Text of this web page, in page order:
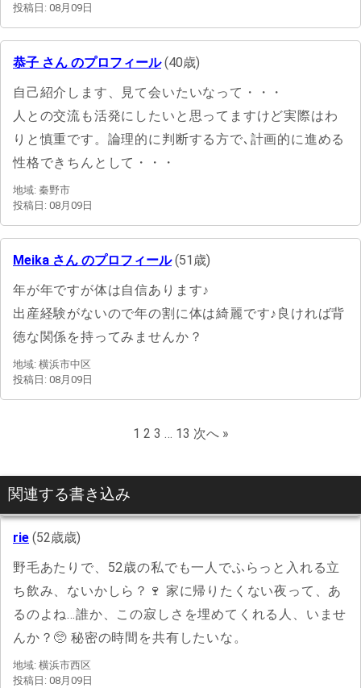
投稿日: 08月09日
恭子 さん のプロフィール(40歳)
自己紹介します、見て会いたいなって・・・
人との交流も活発にしたいと思ってますけど実際はわ
りと慎重です。論理的に判断する方で､計画的に進める
性格できちんとして・・・
地域: 秦野市
投稿日: 08月09日
Meika さん のプロフィール(51歳)
年が年ですが体は自信あります♪
出産経験がないので年の割に体は綺麗です♪良ければ背
徳な関係を持ってみませんか？
地域: 横浜市中区
投稿日: 08月09日
1 2 3 … 13 次へ »
関連する書き込み
rie (52歳歳)
野毛あたりで、52歳の私でも一人でふらっと入れる立
ち飲み、ないかしら？🍷 家に帰りたくない夜って、あ
るのよね…誰か、この寂しさを埋めてくれる人、いませ
んか？🥺 秘密の時間を共有したいな。
地域: 横浜市西区
投稿日: 08月09日